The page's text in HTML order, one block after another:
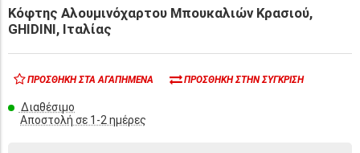
Κόφτης Αλουμινόχαρτου Μπουκαλιών Κρασιού,
GHIDINI, Ιταλίας
ΠΡΟΣΘΉΚΗ ΣΤΑ ΑΓΑΠΗΜΈΝΑ ΠΡΟΣΘΉΚΗ ΣΤΗΝ ΣΎΓΚΡΙΣΗ
Διαθέσιμο
Αποστολή σε 1-2 ημέρες